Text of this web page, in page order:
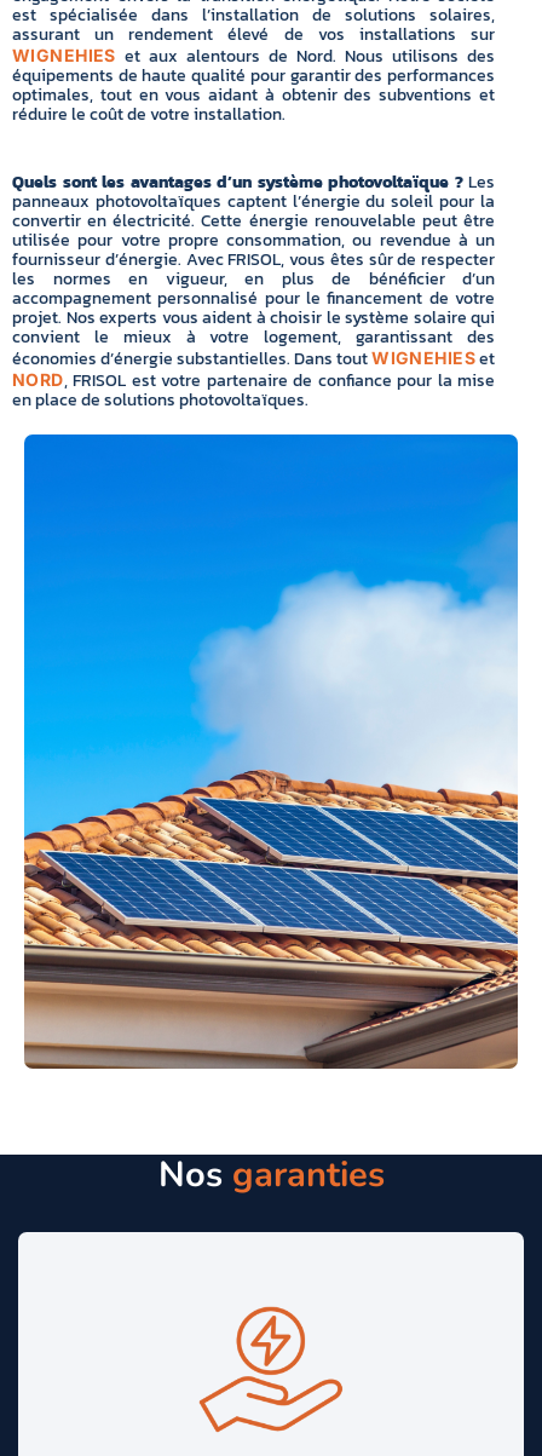
est spécialisée dans l’installation de solutions solaires,
assurant un rendement élevé de vos installations sur
WIGNEHIES et aux alentours de Nord. Nous utilisons des
équipements de haute qualité pour garantir des performances
optimales, tout en vous aidant à obtenir des subventions et
réduire le coût de votre installation.
Quels sont les avantages d’un système photovoltaïque ?Les
panneaux photovoltaïques captent l’énergie du soleil pour la
convertir en électricité. Cette énergie renouvelable peut être
utilisée pour votre propre consommation, ou revendue à un
fournisseur d’énergie. Avec FRISOL, vous êtes sûr de respecter
les normes en vigueur, en plus de bénéficier d’un
accompagnement personnalisé pour le financement de votre
projet. Nos experts vous aident à choisir le système solaire qui
convient le mieux à votre logement, garantissant des
économies d’énergie substantielles. Dans toutWIGNEHIESet
NORD, FRISOL est votre partenaire de confiance pour la mise
en place de solutions photovoltaïques.
Nos garanties